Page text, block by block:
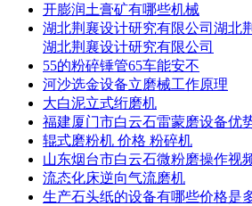
开膨润土膏矿有哪些机械
湖北荆襄设计研究有限公司湖北
湖北荆襄设计研究有限公司
55的粉碎锤管65车能安不
河沙选金设备立磨械工作原理
大白泥立式绗磨机
福建厦门市白云石雷蒙磨设备优
辊式磨粉机 价格 粉碎机
山东烟台市白云石微粉磨操作视
流态化床逆向气流磨机
生产石头纸的设备有哪些价格是